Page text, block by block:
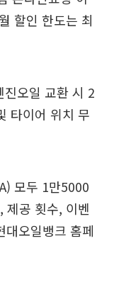
할인 한도는 최
오일 교환 시 2
타이어 위치 무
모두 1만5000
제공 횟수, 이벤
오일뱅크 홈페